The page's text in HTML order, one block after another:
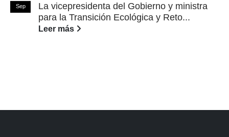
Sep
La vicepresidenta del Gobierno y ministra
para la Transición Ecológica y Reto...
Leer más